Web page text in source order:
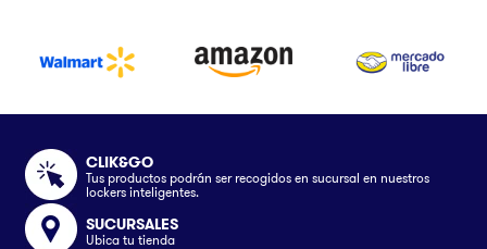
CLIK&GO
Tus productos podrán ser recogidos en sucursal en nuestros
lockers inteligentes.
SUCURSALES
Ubica tu tienda